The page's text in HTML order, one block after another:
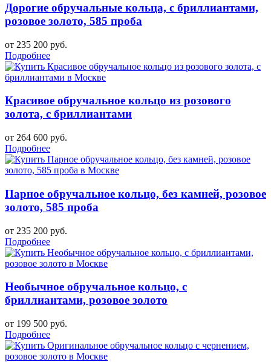
Дорогие обручальные кольца, с бриллиантами,
розовое золото, 585 проба
от 235 200 руб.
Подробнее
Красивое обручальное кольцо из розового
золота, с бриллиантами
от 264 600 руб.
Подробнее
Парное обручальное кольцо, без камней, розовое
золото, 585 проба
от 235 200 руб.
Подробнее
Необычное обручальное кольцо, с
бриллиантами, розовое золото
от 199 500 руб.
Подробнее